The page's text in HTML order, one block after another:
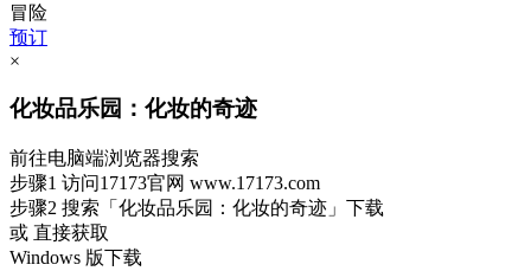
冒险
预订
×
化妆品乐园：化妆的奇迹
前往电脑端浏览器搜索
步骤1 访问17173官网 www.17173.com
步骤2 搜索 「化妆品乐园：化妆的奇迹」 下载
或 直接获取
Windows 版下载